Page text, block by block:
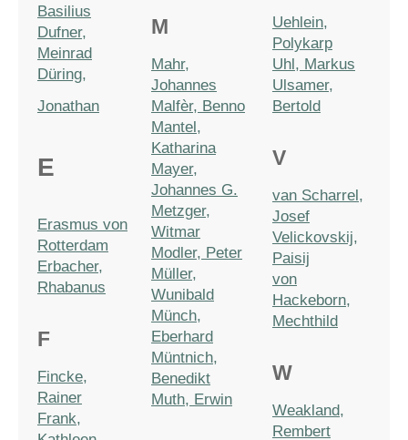
Basilius
Dufner,
Meinrad
Düring,
Jonathan
E
Erasmus von
Rotterdam
Erbacher,
Rhabanus
F
Fincke,
Rainer
Frank,
M
Mahr,
Johannes
Malfèr, Benno
Mantel,
Katharina
Mayer,
Johannes G.
Metzger,
Witmar
Modler, Peter
Müller,
Wunibald
Münch,
Eberhard
Müntnich,
Benedikt
Muth, Erwin
Uehlein,
Polykarp
Uhl, Markus
Ulsamer,
Bertold
V
van Scharrel,
Josef
Velickovskij,
Paisij
von
Hackeborn,
Mechthild
W
Weakland,
Rembert